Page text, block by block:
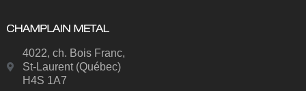
4022, ch. Bois Franc,
St-Laurent (Québec)
H4S 1A7